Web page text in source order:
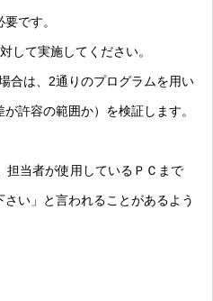
です。
して実施してください。
合は、2通りのプログラムを用い
許容の範囲か）を検証します。
担当者が使用しているＰＣまで
い」と言われることがあるよう